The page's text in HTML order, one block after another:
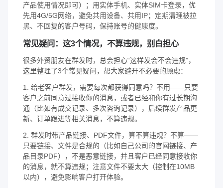
产品使用情况即可）；用实体手机、实体SIM卡登录，优
先用4G/5G网络，避免共用设备、共用IP；定期清理被拉
黑、不回复的客户号码，保持账号的健康度。
常见疑问：这3个情况，不算违规，别白担心
很多外贸朋友在群发时，总会担心“这样发会不会违规”，
这里整理了3个常见疑问，帮大家避开不必要的顾虑：
1. 给老客户群发，需要每次都获得同意吗？不用——只要
客户之前同意过接收你的消息，或者已经和你有过长期沟
通（比如有成交记录、多次咨询记录），后续群发产品更
新、订单跟进等相关消息，不算违规。
2. 群发时带产品链接、PDF文件，算不算违规？不算——
只要链接、文件是合规的（比如自己公司的官网链接、产
品目录PDF），不是恶意链接，并且客户已经同意接收你
的消息，就不算违规；注意文件不要太大（控制在10MB
以内），避免影响客户打开体验。